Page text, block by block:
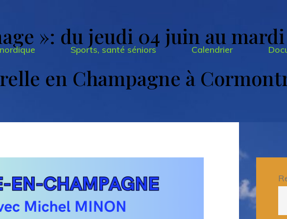
Sports, santé séniors Calendrier
»: du jeudi 04 juin au
en Champagne à